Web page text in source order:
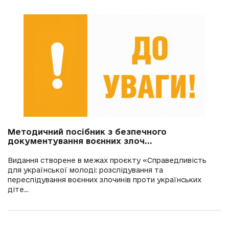
Методичний посібник з безпечного
документування воєнних злоч...
Видання створене в межах проєкту «Справедливість
для української молоді: розслідування та
переслідування воєнних злочинів проти українських
діте...